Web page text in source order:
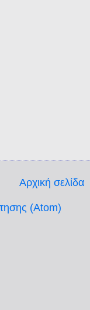
Αρχική σελίδα
(Atom)